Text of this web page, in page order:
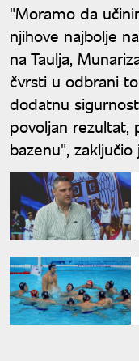
"Moramo da
njihove najbolje
na Taulja,
čvrsti u odbrani
dodatnu
povoljan rezultat,
bazenu", zaključio